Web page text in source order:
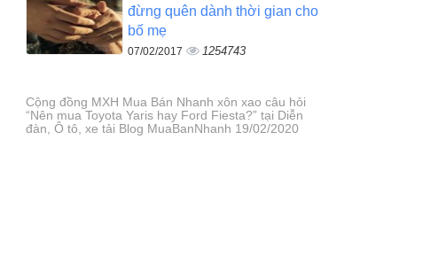
đừng quên dành thời gian cho
bố mẹ
07/02/2017 1254743
Cộng đồng MXH Mua Bán Nhanh xôn xao câu hỏi
“Nên mua Toyota Yaris hay Ford Fiesta?” tại Diễn
đàn, Ô tô, xe tải Blog MuaBanNhanh 19/02/2020